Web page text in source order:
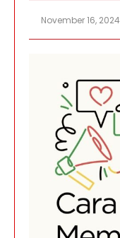
November 16, 2024